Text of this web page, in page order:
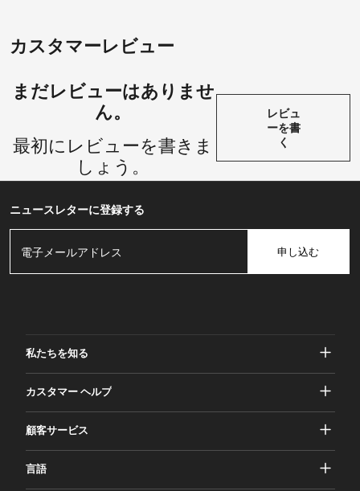
カスタマーレビュー
まだレビューはありませ
ん。
最初にレビューを書きま
しょう。
レビュ
ーを書
く
ニュースレターに登録する
申し込む
私たちを知る
規約と条件
カスタマー ヘルプ
お問い合わせ
顧客サービス
言語